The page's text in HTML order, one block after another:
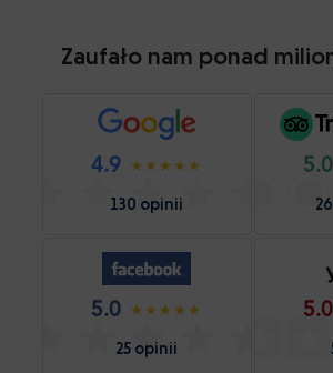
Zaufało nam ponad
4.9
130 opinii
5.0
5.0
25 opinii
5.0